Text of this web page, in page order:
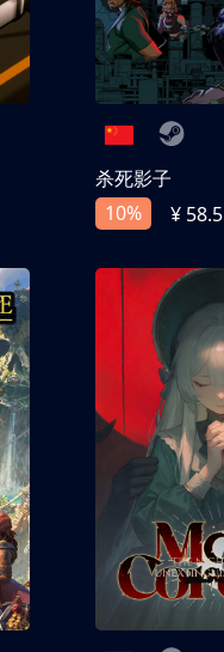
杀死影子
10%
¥ 58.5